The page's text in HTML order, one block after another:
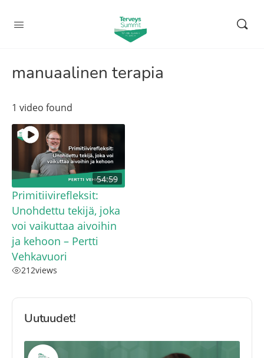
manuaalinen terapia
1 video found
54:59
Primitiivirefleksit:
Unohdettu tekijä, joka
voi vaikuttaa aivoihin
ja kehoon – Pertti
Vehkavuori
212views
Uutuudet!